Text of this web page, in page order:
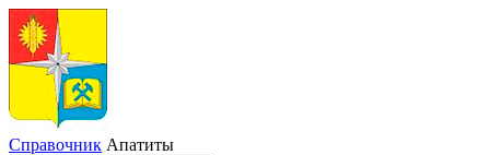
Справочник Апатиты